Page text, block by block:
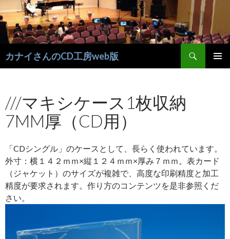
カナイさんのCD工房web版
索
ン
ツ
へ
移
///マキシケース1枚収納
7MM厚（CD用）
「CDシングル」のケースとして、長らく使われています。
外寸：横１４２ｍｍ×縦１２４ｍｍ×厚み７ｍｍ。表カード
（ジャケット）のサイズが複雑で、高度な印刷精度と加工
精度が要求されます。作り方のコンテンツを是非参照くだ
さい。